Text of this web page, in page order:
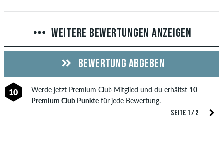
SEITE 1 / 2
WEITERE BEWERTUNGEN ANZEIGEN
BEWERTUNG ABGEBEN
10 Werde jetzt Premium ClubMitglied und du erhältst 10
Premium Club Punktefür jede Bewertung.